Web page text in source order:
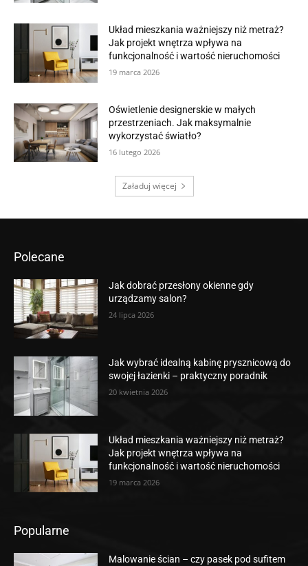
Układ mieszkania ważniejszy niż metraż?
Jak projekt wnętrza wpływa na
funkcjonalność i wartość nieruchomości
19 marca 2026
Oświetlenie designerskie w małych
przestrzeniach. Jak maksymalnie
wykorzystać światło?
16 lutego 2026
Załaduj więcej
Polecane
Jak dobrać przesłony okienne gdy
urządzamy salon?
24 lipca 2026
Jak wybrać idealną kabinę prysznicową do
swojej łazienki – praktyczny poradnik
20 kwietnia 2026
Układ mieszkania ważniejszy niż metraż?
Jak projekt wnętrza wpływa na
funkcjonalność i wartość nieruchomości
19 marca 2026
Popularne
Malowanie ścian – czy pasek pod sufitem